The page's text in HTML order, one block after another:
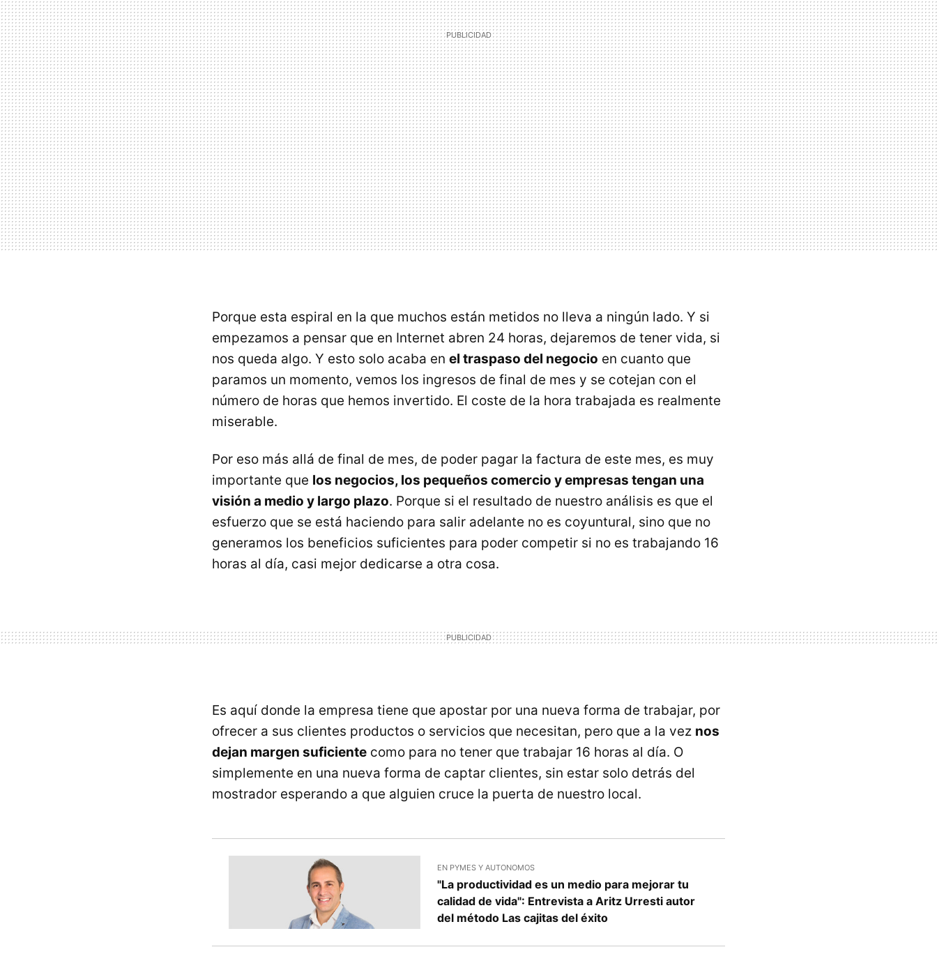
Porque esta espiral en la que muchos están metidos no lleva a ningún lado. Y si
empezamos a pensar que en Internet abren 24 horas, dejaremos de tener vida, si
nos queda algo. Y esto solo acaba en el traspaso del negocio en cuanto que
paramos un momento, vemos los ingresos de final de mes y se cotejan con el
número de horas que hemos invertido. El coste de la hora trabajada es realmente
miserable.
Por eso más allá de final de mes, de poder pagar la factura de este mes, es muy
importante que los negocios, los pequeños comercio y empresas tengan una
visión a medio y largo plazo. Porque si el resultado de nuestro análisis es que el
esfuerzo que se está haciendo para salir adelante no es coyuntural, sino que no
generamos los beneficios suficientes para poder competir si no es trabajando 16
horas al día, casi mejor dedicarse a otra cosa.
Es aquí donde la empresa tiene que apostar por una nueva forma de trabajar, por
ofrecer a sus clientes productos o servicios que necesitan, pero que a la vez nos
dejan margen suficiente como para no tener que trabajar 16 horas al día. O
simplemente en una nueva forma de captar clientes, sin estar solo detrás del
mostrador esperando a que alguien cruce la puerta de nuestro local.
EN PYMES Y AUTONOMOS
"La productividad es un medio para mejorar tu
calidad de vida": Entrevista a Aritz Urresti autor
del método Las cajitas del éxito